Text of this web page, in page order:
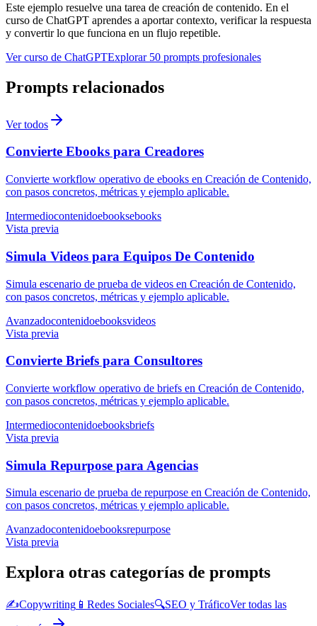
Este ejemplo resuelve una tarea de creación de contenido. En el
curso de ChatGPT aprendes a aportar contexto, verificar la respuesta
y convertir lo que funciona en un flujo repetible.
Ver curso de ChatGPTExplorar 50 prompts profesionales
Prompts relacionados
Ver todos
Convierte Ebooks para Creadores
Convierte workflow operativo de ebooks en Creación de Contenido,
con pasos concretos, métricas y ejemplo aplicable.
Intermediocontenidoebooksebooks
Vista previa
Simula Videos para Equipos De Contenido
Simula escenario de prueba de videos en Creación de Contenido,
con pasos concretos, métricas y ejemplo aplicable.
Avanzadocontenidoebooksvideos
Vista previa
Convierte Briefs para Consultores
Convierte workflow operativo de briefs en Creación de Contenido,
con pasos concretos, métricas y ejemplo aplicable.
Intermediocontenidoebooksbriefs
Vista previa
Simula Repurpose para Agencias
Simula escenario de prueba de repurpose en Creación de Contenido,
con pasos concretos, métricas y ejemplo aplicable.
Avanzadocontenidoebooksrepurpose
Vista previa
Explora otras categorías de prompts
✍️Copywriting 📱 Redes Sociales🔍SEO y TráficoVer todas las